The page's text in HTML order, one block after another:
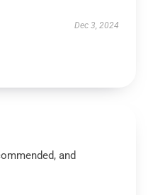
Dec 3, 2024
and